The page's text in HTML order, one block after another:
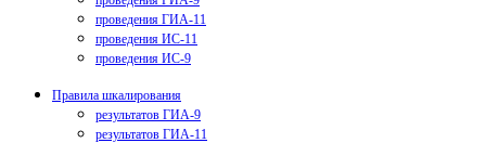
проведения ГИА-11
проведения ИС-11
проведения ИС-9
Правила шкалирования
результатов ГИА-9
результатов ГИА-11